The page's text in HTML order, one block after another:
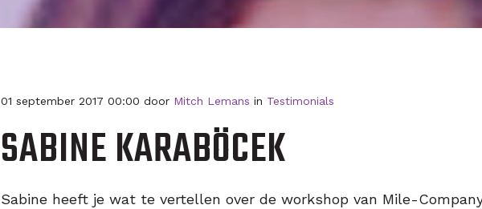
01 september 2017 00:00 door Mitch Lemans in Testimonials
SABINE KARABÖCEK
Sabine heeft je wat te vertellen over de workshop van Mile-